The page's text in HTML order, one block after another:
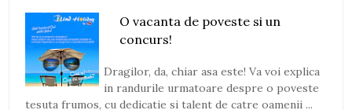
O vacanta de poveste si un
concurs!
Dragilor, da, chiar asa este! Va voi explica
in randurile urmatoare despre o poveste
tesuta frumos, cu dedicatie si talent de catre oamenii ...